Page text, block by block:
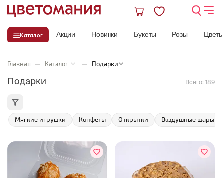
Каталог Акции Новинки Букеты Розы
Главная — Каталог — Подарки
Подарки Всего: 189
Мягкие игрушки Конфеты Открытки Воздушные шары